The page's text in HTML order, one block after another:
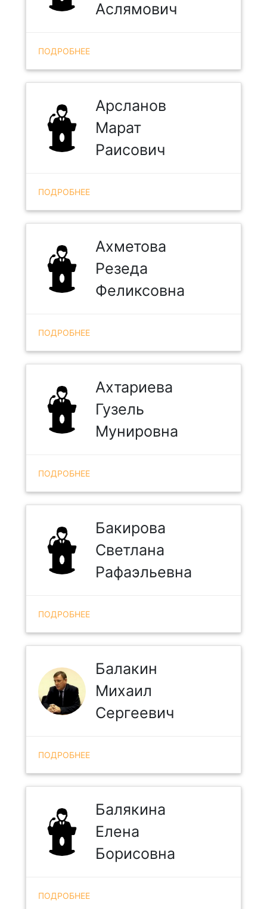
Аслямович
ПОДРОБНЕЕ
Арсланов
Марат
Раисович
ПОДРОБНЕЕ
Ахметова
Резеда
Феликсовна
ПОДРОБНЕЕ
Ахтариева
Гузель
Мунировна
ПОДРОБНЕЕ
Бакирова
Светлана
Рафаэльевна
ПОДРОБНЕЕ
Балакин
Михаил
Сергеевич
ПОДРОБНЕЕ
Балякина
Елена
Борисовна
ПОДРОБНЕЕ